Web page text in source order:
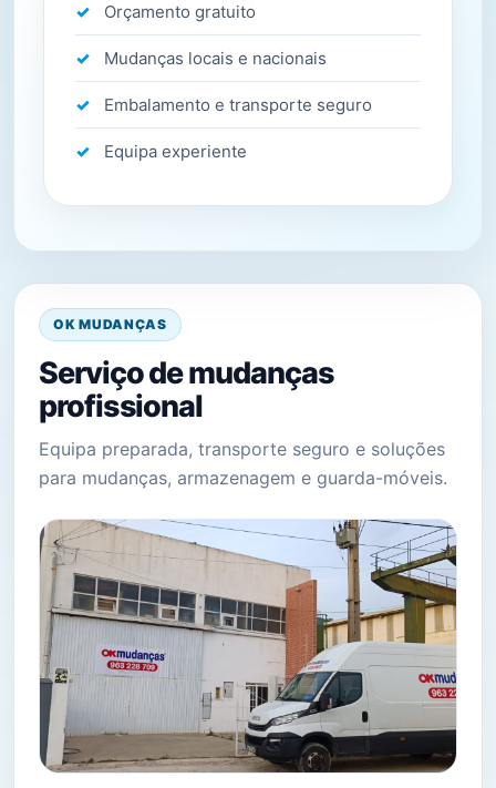
Orçamento gratuito
Mudanças locais e nacionais
Embalamento e transporte seguro
Equipa experiente
OK MUDANÇAS
Serviço de mudanças
profissional
Equipa preparada, transporte seguro e soluções
para mudanças, armazenagem e guarda-móveis.